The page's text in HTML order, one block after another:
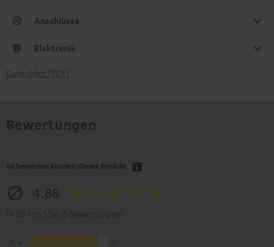
Anschlüsse
Elektronik
Datenblatt [PDF]
So bewerten Kunden dieses Produkt